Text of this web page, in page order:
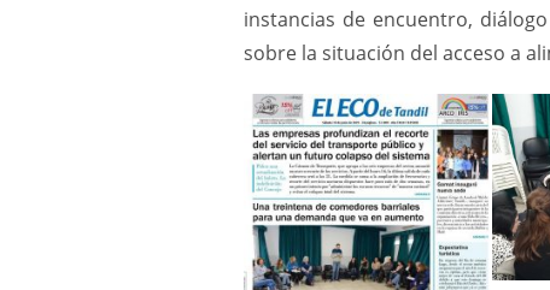
instancias de encuentro,
sobre la situación del acceso a